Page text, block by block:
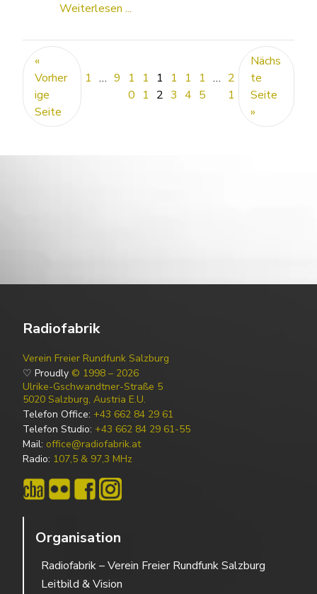
Weiterlesen ...
«
Vorher
ige
Seite
1 … 9
1
0
1
1
1
2
1
3
1
4
1
5
… 2
1
Nächs
te
Seite
»
Radiofabrik
Verein Freier Rundfunk Salzburg
♡ Proudly © 1998 – 2026
Ulrike-Gschwandtner-Straße 5
5020 Salzburg, Austria E.U.
Telefon Office: +43 662 84 29 61
Telefon Studio: +43 662 84 29 61-55
Mail: office@radiofabrik.at
Radio: 107,5 & 97,3 MHz
Organisation
Radiofabrik – Verein Freier Rundfunk Salzburg
Leitbild & Vision